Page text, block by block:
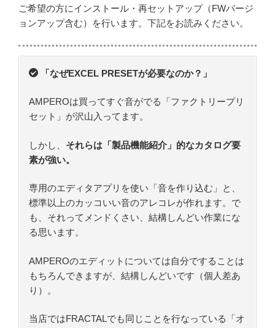
ご希望の方にインストール・再セットアップ（FWバージ
ョンアップ含む）を行います。下記をお読みください。
「なぜEXCEL PRESETが必要なのか？」
AMPEROは買ってすぐ音がでる「ファクトリープリ
セット」が沢山入ってます。
しかし、 それらは「製品機能紹介」的なカタログ要
素が強い。
専用のエディタアプリを使い「音を作り込む」と、
標準以上のカッコいい音のアレコレが作れます。で
も、それってメンドくさい、結構しんどい作業にな
る思います。
AMPEROのエディットについては自分ですることは
もちろんできますが、結構しんどいです（個人差あ
り）。
当店ではFRACTALでも同じことを行なっている「オ